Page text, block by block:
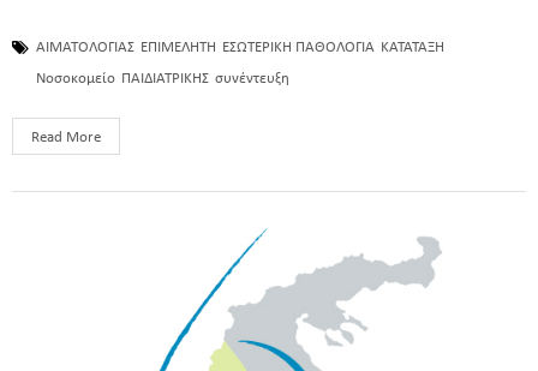
ΑΙΜΑΤΟΛΟΓΙΑΣ ΕΠΙΜΕΛΗΤΗ ΕΣΩΤΕΡΙΚΗ ΠΑΘΟΛΟΓΙΑ ΚΑΤΑΤΑΞΗ
Νοσοκομείο ΠΑΙΔΙΑΤΡΙΚΗΣ συνέντευξη
Read More